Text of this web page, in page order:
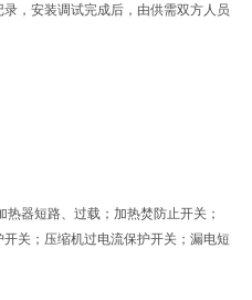
，安装调试完成后，由供需双方人员
器短路、过载；加热焚防止开关；
关；压缩机过电流保护开关；漏电短